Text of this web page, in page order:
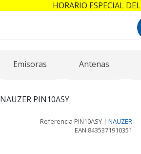
Emisoras Antenas
NAUZER PIN10ASY
Referencia PIN10ASY | NAUZER
EAN 8435371910351
HORARIO ESPECIAL DEL